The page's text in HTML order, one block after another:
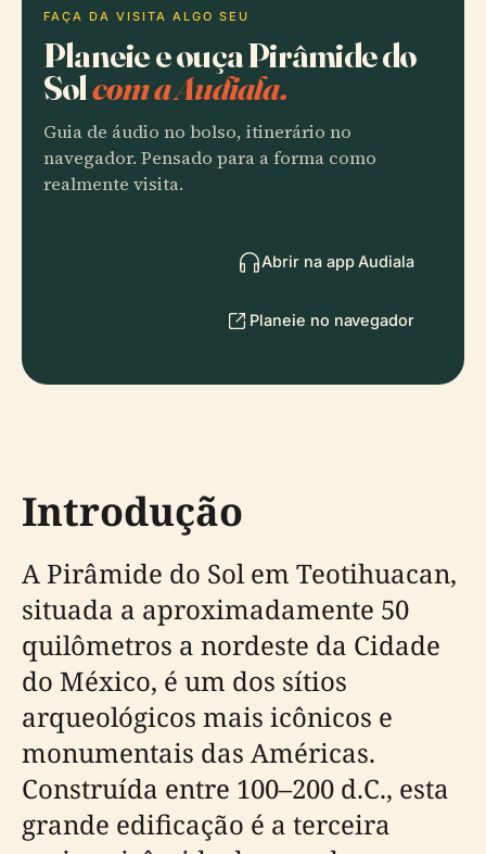
FAÇA DA VISITA ALGO SEU
Planeie e ouça Pirâmide do
Solcom a Audiala.
Guia de áudio no bolso, itinerário no
navegador. Pensado para a forma como
realmente visita.
Abrir na app Audiala
Planeie no navegador
Introdução
A Pirâmide do Sol em Teotihuacan,
situada a aproximadamente 50
quilômetros a nordeste da Cidade
do México, é um dos sítios
arqueológicos mais icônicos e
monumentais das Américas.
Construída entre 100–200 d.C., esta
grande edificação é a terceira